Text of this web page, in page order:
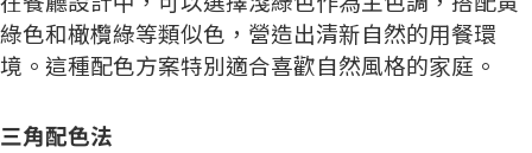
綠色和橄欖綠等類似色，營造出清新自然的用餐環
境。這種配色方案特別適合喜歡自然風格的家庭。
三角配色法